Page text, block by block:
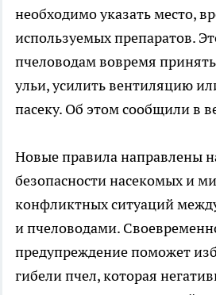
необходимо указать место,
используемых препаратов.
пчеловодам вовремя
ульи, усилить вентиляцию
пасеку. Об этом сообщили в
Новые правила направлены
безопасности насекомых и
конфликтных ситуаций
и пчеловодами.
предупреждение поможет
гибели пчел, которая